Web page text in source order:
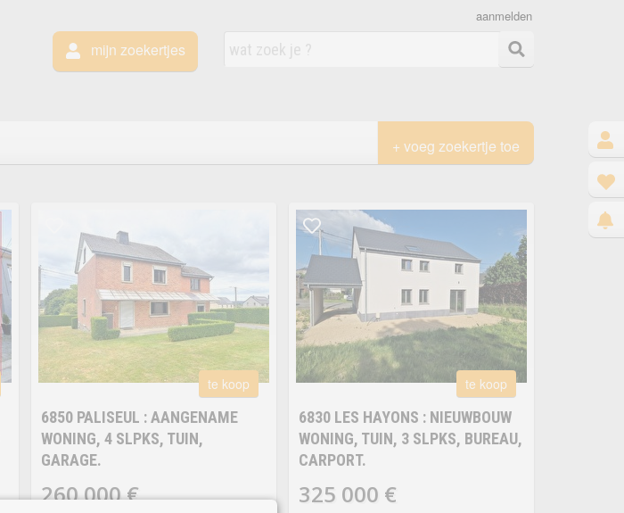
mijn zoekertjes
aanmelden
+ voeg zoekertje toe
te koop
6850 PALISEUL : AANGENAME
WONING, 4 SLPKS, TUIN,
GARAGE.
260 000 €
te koop
6830 LES HAYONS : NIEUWBOUW
WONING, TUIN, 3 SLPKS, BUREAU,
CARPORT.
325 000 €